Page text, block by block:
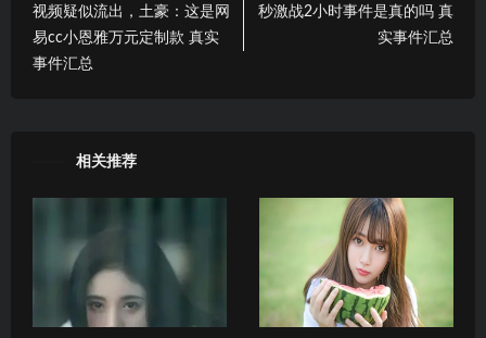
视频疑似流出，土豪：这是网
易cc小恩雅万元定制款 真实
事件汇总
秒激战2小时事件是真的吗 真
实事件汇总
相关推荐